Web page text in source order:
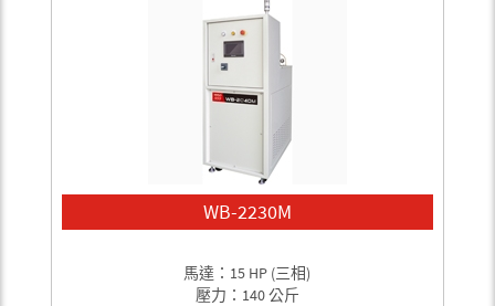
WB-2230M
馬達：15 HP (三相)
壓力：140 公斤